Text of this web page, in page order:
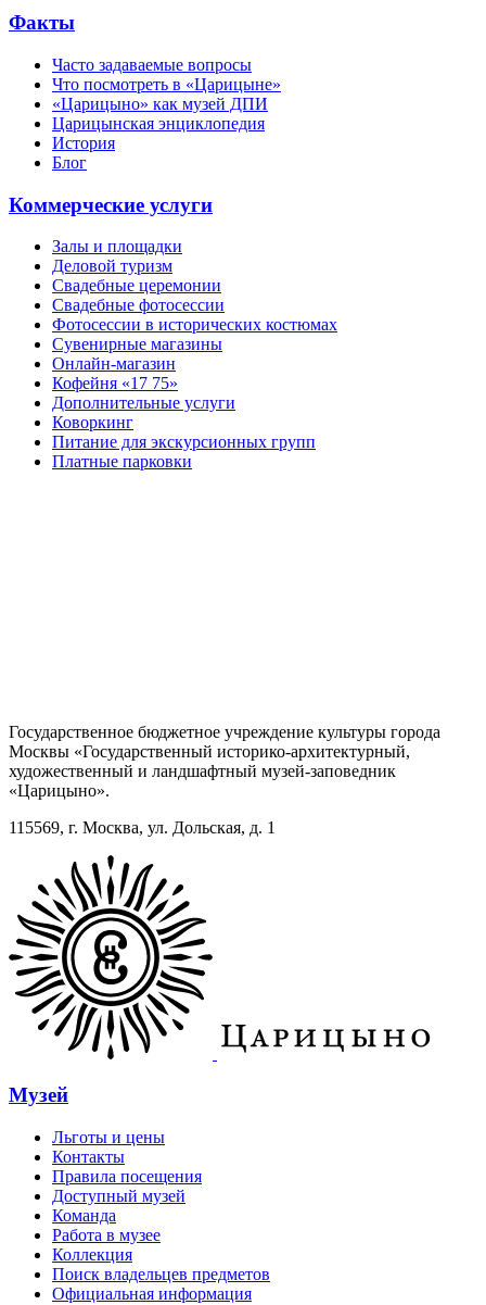
Факты
Часто задаваемые вопросы
Что посмотреть в «Царицыне»
«Царицыно» как музей ДПИ
Царицынская энциклопедия
История
Блог
Коммерческие услуги
Залы и площадки
Деловой туризм
Свадебные церемонии
Свадебные фотосессии
Фотосессии в исторических костюмах
Сувенирные магазины
Онлайн-магазин
Кофейня «17 75»
Дополнительные услуги
Коворкинг
Питание для экскурсионных групп
Платные парковки
Государственное бюджетное учреждение культуры города
Москвы «Государственный историко-архитектурный,
художественный и ландшафтный музей-заповедник
«Царицыно».
115569, г. Москва, ул. Дольская, д. 1
Музей
Льготы и цены
Контакты
Правила посещения
Доступный музей
Команда
Работа в музее
Коллекция
Поиск владельцев предметов
Официальная информация